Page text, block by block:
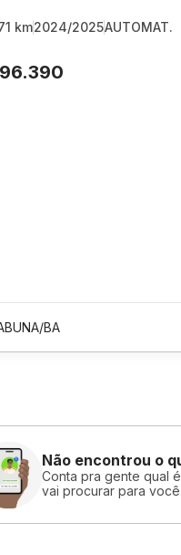
km2024/2025AUTOMAT.
BA
Não encontrou o
Conta pra gente qual
vai procurar para você.